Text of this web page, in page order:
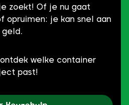
zoekt! Of je nu gaat
opruimen: je kan snel aan
welke container
past!